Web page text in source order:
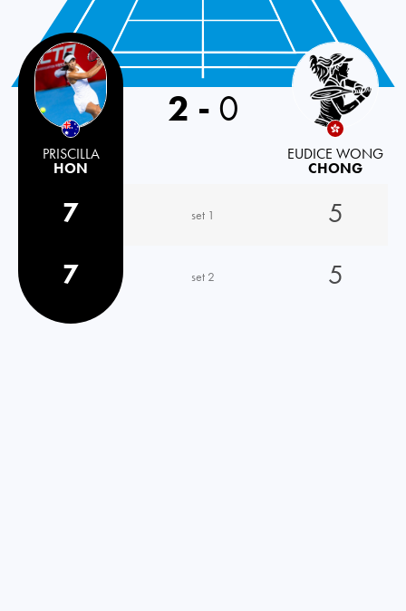
Australia
PRISCILLA
HON
2 - 0
EUDICE WONG
CHONG
7 set 1
5
7
set 2 5